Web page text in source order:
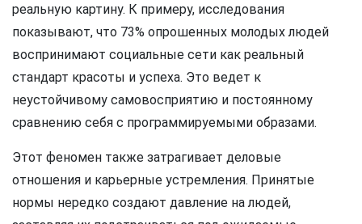
реальную картину. К примеру, исследования
показывают, что 73% опрошенных молодых людей
воспринимают социальные сети как реальный
стандарт красоты и успеха. Это ведет к
неустойчивому самовосприятию и постоянному
сравнению себя с программируемыми образами.
Этот феномен также затрагивает деловые
отношения и карьерные устремления. Принятые
нормы нередко создают давление на людей,